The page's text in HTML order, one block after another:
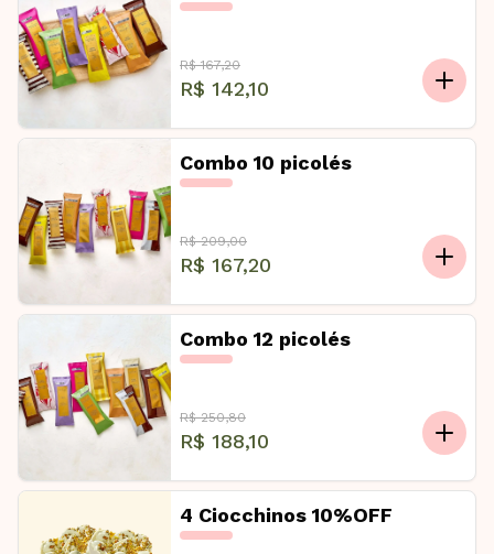
R$ 167,20
R$ 142,10
Combo 10 picolés
R$ 209,00
R$ 167,20
Combo 12 picolés
R$ 250,80
R$ 188,10
4 Ciocchinos 10%OFF